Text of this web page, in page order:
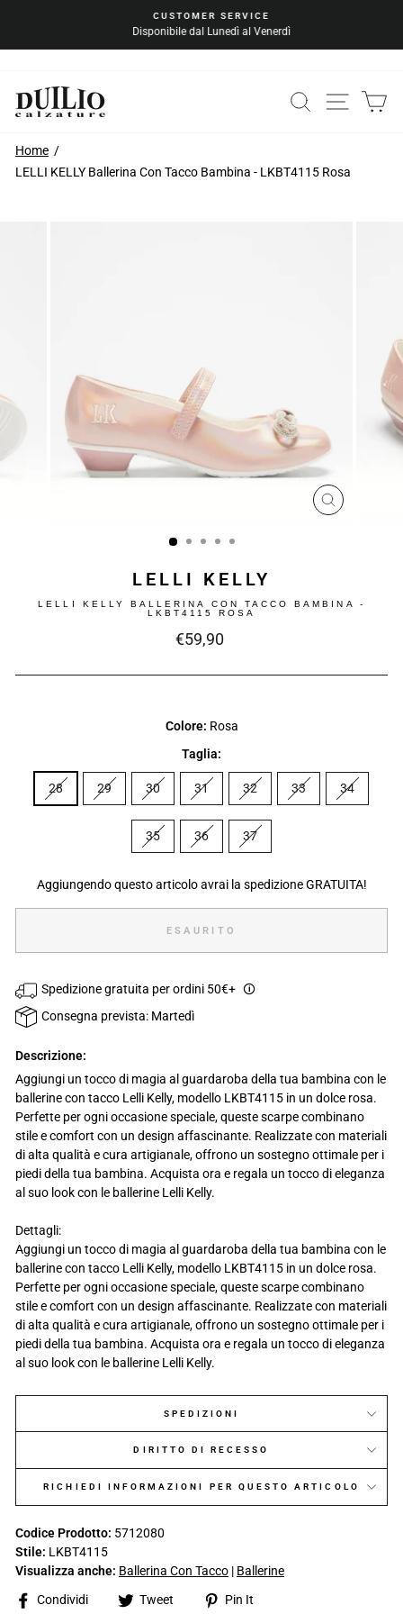
contenuto
Metti
CUSTOMER SERVICE
Disponibile dal Lunedì al Venerdì
CERCA
Home
LELLI KELLY Ballerina Con Tacco Bambina - LKBT4115 Rosa
CHIUDI
LELLI KELLY
LELLI KELLY BALLERINA CON TACCO BAMBINA -
LKBT4115 ROSA
Prezzo
€59,90
Colore: Rosa
Taglia:
28 29 30 31 32 33 34
35 36 37
Aggiungendo questo articolo avrai la spedizione GRATUITA!
ESAURITO
Spedizione gratuita per ordini 50€+ 🛈
Consegna prevista: Martedì
Descrizione:
Aggiungi un tocco di magia al guardaroba della tua bambina con le
ballerine con tacco Lelli Kelly, modello LKBT4115 in un dolce rosa.
Perfette per ogni occasione speciale, queste scarpe combinano
stile e comfort con un design affascinante. Realizzate con materiali
di alta qualità e cura artigianale, offrono un sostegno ottimale per i
piedi della tua bambina. Acquista ora e regala un tocco di eleganza
al suo look con le ballerine Lelli Kelly.
Dettagli:
Aggiungi un tocco di magia al guardaroba della tua bambina con le
ballerine con tacco Lelli Kelly, modello LKBT4115 in un dolce rosa.
Perfette per ogni occasione speciale, queste scarpe combinano
stile e comfort con un design affascinante. Realizzate con materiali
di alta qualità e cura artigianale, offrono un sostegno ottimale per i
piedi della tua bambina. Acquista ora e regala un tocco di eleganza
al suo look con le ballerine Lelli Kelly.
SPEDIZIONI
DIRITTO DI RECESSO
RICHIEDI INFORMAZIONI PER QUESTO ARTICOLO
Codice Prodotto: 5712080
Stile: LKBT4115
Visualizza anche: Ballerina Con Tacco | Ballerine
Condividi
Share Tweet
Tweet Pin It